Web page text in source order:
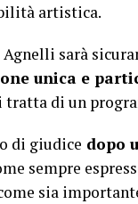
artistica.
sarà
unica e
tratta di un
di giudice dopo
sempre
sia